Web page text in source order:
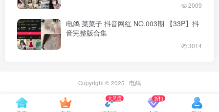
2009
电鸽 菜菜子 抖音网红 NO.003期 【33P】抖
音完整版合集
3014
Copyright © 2025 · 电鸽
大尺度 折扣